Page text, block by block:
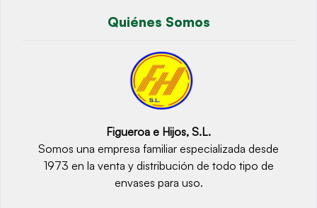
Quiénes Somos
Figueroa e Hijos, S.L.
Somos una empresa familiar especializada desde
1973 en la venta y distribución de todo tipo de
envases para uso.